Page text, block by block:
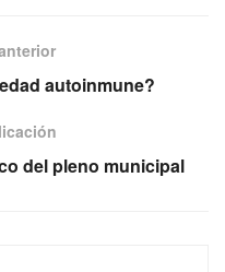
autoinmune?
del pleno municipal